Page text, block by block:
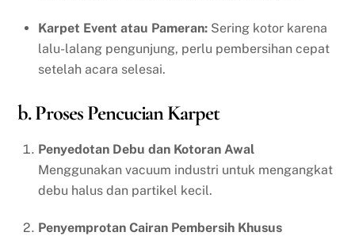
Karpet Event atau Pameran: Sering kotor karena
lalu-lalang pengunjung, perlu pembersihan cepat
setelah acara selesai.
b. Proses Pencucian Karpet
Penyedotan Debu dan Kotoran Awal
Menggunakan vacuum industri untuk mengangkat
debu halus dan partikel kecil.
Penyemprotan Cairan Pembersih Khusus